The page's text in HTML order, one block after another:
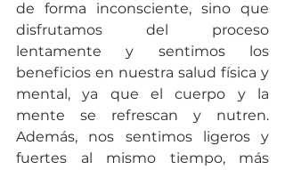
de forma inconsciente, sino que
disfrutamos del proceso
lentamente y sentimos los
beneficios en nuestra salud física y
mental, ya que el cuerpo y la
mente se refrescan y nutren.
Además, nos sentimos ligeros y
fuertes al mismo tiempo, más